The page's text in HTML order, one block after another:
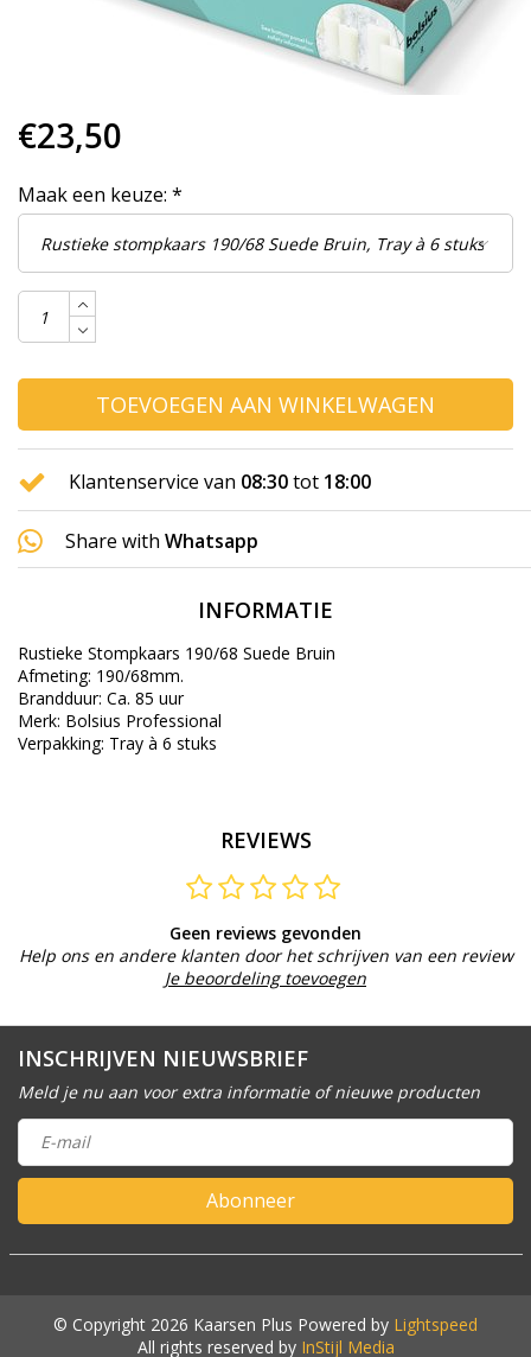
€23,50
Maak een keuze: *
TOEVOEGEN AAN WINKELWAGEN
Klantenservice van 08:30tot 18:00
Share with Whatsapp
INFORMATIE
Rustieke Stompkaars 190/68 Suede Bruin
Afmeting: 190/68mm.
Brandduur: Ca. 85 uur
Merk: Bolsius Professional
Verpakking: Tray à 6 stuks
REVIEWS
Geen reviews gevonden
Help ons en andere klanten door het schrijven van een review
Je beoordeling toevoegen
INSCHRIJVEN NIEUWSBRIEF
Meld je nu aan voor extra informatie of nieuwe producten
Abonneer
© Copyright 2026 Kaarsen Plus Powered by Lightspeed
All rights reserved by InStijl Media